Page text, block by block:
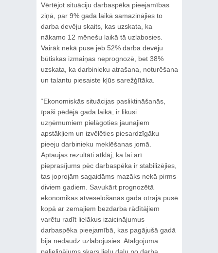
Vērtējot situāciju darbaspēka pieejamības
ziņā, par 9% gada laikā samazinājies to
darba devēju skaits, kas uzskata, ka
nākamo 12 mēnešu laikā tā uzlabosies.
Vairāk nekā puse jeb 52% darba devēju
būtiskas izmaiņas neprognozē, bet 38%
uzskata, ka darbinieku atrašana, noturēšana
un talantu piesaiste kļūs sarežģītāka.
“Ekonomiskās situācijas pasliktināšanās,
īpaši pēdējā gada laikā, ir likusi
uzņēmumiem pielāgoties jaunajiem
apstākļiem un izvēlēties piesardzīgāku
pieeju darbinieku meklēšanas jomā.
Aptaujas rezultāti atklāj, ka lai arī
pieprasījums pēc darbaspēka ir stabilizējies,
tas joprojām sagaidāms mazāks nekā pirms
diviem gadiem. Savukārt prognozētā
ekonomikas atveseļošanās gada otrajā pusē
kopā ar zemajiem bezdarba rādītājiem
varētu radīt lielākus izaicinājumus
darbaspēka pieejamībā, kas pagājušā gadā
bija nedaudz uzlabojusies. Atalgojuma